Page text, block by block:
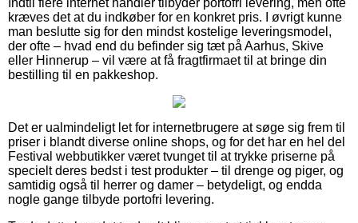
kræves det at du indkøber for en konkret pris. I øvrigt kunne
man beslutte sig for den mindst kostelige leveringsmodel,
der ofte – hvad end du befinder sig tæt på Aarhus, Skive
eller Hinnerup – vil være at få fragtfirmaet til at bringe din
bestilling til en pakkeshop.
Det er ualmindeligt let for internetbrugere at søge sig frem til
priser i blandt diverse online shops, og for det har en hel del
Festival webbutikker været tvunget til at trykke priserne på
specielt deres bedst i test produkter – til drenge og piger, og
samtidig også til herrer og damer – betydeligt, og endda
nogle gange tilbyde portofri levering.